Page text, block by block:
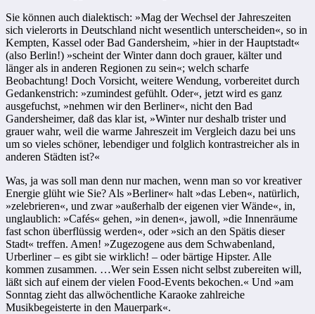
Sie können auch dialektisch: »Mag der Wechsel der Jahreszeiten
sich vielerorts in Deutschland nicht wesentlich unterscheiden«, so in
Kempten, Kassel oder Bad Gandersheim, »hier in der Hauptstadt«
(also Berlin!) »scheint der Winter dann doch grauer, kälter und
länger als in anderen Regionen zu sein«; welch scharfe
Beobachtung! Doch Vorsicht, weitere Wendung, vorbereitet durch
Gedankenstrich: »zumindest gefühlt. Oder«, jetzt wird es ganz
ausgefuchst, »nehmen wir den Berliner«, nicht den Bad
Gandersheimer, daß das klar ist, »Winter nur deshalb trister und
grauer wahr, weil die warme Jahreszeit im Vergleich dazu bei uns
um so vieles schöner, lebendiger und folglich kontrastreicher als in
anderen Städten ist?«
Was, ja was soll man denn nur machen, wenn man so vor kreativer
Energie glüht wie Sie? Als »Berliner« halt »das Leben«, natürlich,
»zelebrieren«, und zwar »außerhalb der eigenen vier Wände«, in,
unglaublich: »Cafés« gehen, »in denen«, jawoll, »die Innenräume
fast schon überflüssig werden«, oder »sich an den Spätis dieser
Stadt« treffen. Amen! »Zugezogene aus dem Schwabenland,
Urberliner – es gibt sie wirklich! – oder bärtige Hipster. Alle
kommen zusammen. …Wer sein Essen nicht selbst zubereiten will,
läßt sich auf einem der vielen Food-Events bekochen.« Und »am
Sonntag zieht das allwöchentliche Karaoke zahlreiche
Musikbegeisterte in den Mauerpark«.